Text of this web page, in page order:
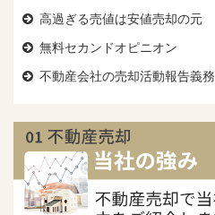
高過ぎる売値は安値売却の元
無料セカンドオピニオン
不動産会社の売却活動報告義務